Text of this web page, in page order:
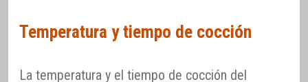
Temperatura y tiempo de cocción
La temperatura y el tiempo de cocción del